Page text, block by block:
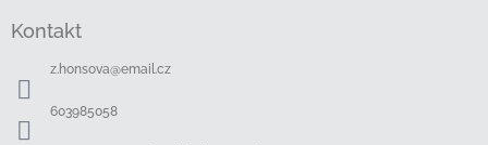
Kontakt
z.honsova@email.cz
603985058